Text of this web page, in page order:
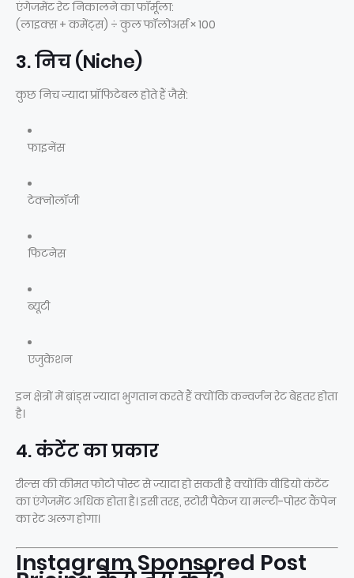
एंगेजमेंट रेट निकालने का फॉर्मूला:
(लाइक्स + कमेंट्स) ÷ कुल फॉलोअर्स × 100
3. निच (Niche)
कुछ निच ज्यादा प्रॉफिटेबल होते हैं जैसे:
फाइनेंस
टेक्नोलॉजी
फिटनेस
ब्यूटी
एजुकेशन
इन क्षेत्रों में ब्रांड्स ज्यादा भुगतान करते हैं क्योंकि कन्वर्जन रेट बेहतर होता
है।
4. कंटेंट का प्रकार
रील्स की कीमत फोटो पोस्ट से ज्यादा हो सकती है क्योंकि वीडियो कंटेंट
का एंगेजमेंट अधिक होता है। इसी तरह, स्टोरी पैकेज या मल्टी-पोस्ट कैंपेन
का रेट अलग होगा।
Instagram Sponsored Post